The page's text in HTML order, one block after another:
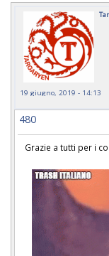
19 giugno, 2019 - 14:13
480
Grazie a tutti per i